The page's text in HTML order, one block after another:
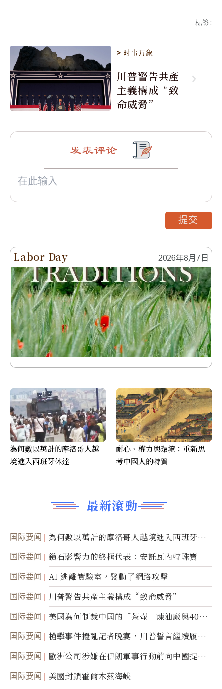
标签:
> 时事万象
川普警告共產
主義構成“致
命威脅”
Labor Day 2026年8月7日
最新滾動
国际要闻
為何數以萬計的摩洛哥人越境進入西班牙休
達
国际要闻 鑽石影響力的終極代表：安託瓦內特珠寶
国际要闻 AI 逃離實驗室，發動了網路攻擊
国际要闻 川普警告共產主義構成“致命威脅”
国际要闻
美國為何制裁中國的「茶壺」煉油廠與40家
航運公司
国际要闻
槍擊事件擾亂記者晚宴，川普誓言繼續履行
職責
国际要闻
歐洲公司涉嫌在伊朗軍事行動前向中國提供
美軍基地的衛星影像
国际要闻 美國封鎖霍爾木茲海峽
发表评论
提交
為何數以萬計的摩洛哥人越
境進入西班牙休達
耐心、權力與環境：重新思
考中國人的特質